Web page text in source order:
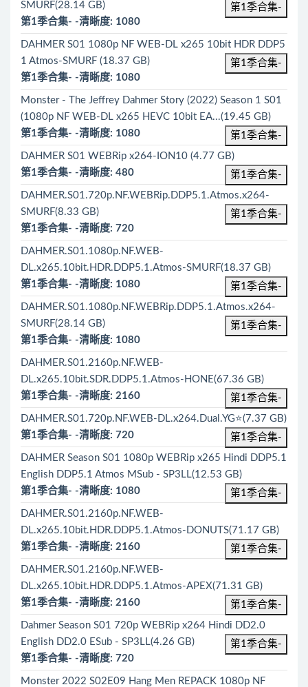
SMURF(28.14 GB)
第1季合集-
第1季合集- -清晰度: 1080
DAHMER S01 1080p NF WEB-DL x265 10bit HDR DDP5
1 Atmos-SMURF (18.37 GB)
第1季合集-
第1季合集- -清晰度: 1080
Monster - The Jeffrey Dahmer Story (2022) Season 1 S01
(1080p NF WEB-DL x265 HEVC 10bit EA...(19.45 GB)
第1季合集-
第1季合集- -清晰度: 1080
DAHMER S01 WEBRip x264-ION10 (4.77 GB)
第1季合集-
第1季合集- -清晰度: 480
DAHMER.S01.720p.NF.WEBRip.DDP5.1.Atmos.x264-
SMURF(8.33 GB)
第1季合集-
第1季合集- -清晰度: 720
DAHMER.S01.1080p.NF.WEB-
DL.x265.10bit.HDR.DDP5.1.Atmos-SMURF(18.37 GB)
第1季合集-
第1季合集- -清晰度: 1080
DAHMER.S01.1080p.NF.WEBRip.DDP5.1.Atmos.x264-
SMURF(28.14 GB)
第1季合集-
第1季合集- -清晰度: 1080
DAHMER.S01.2160p.NF.WEB-
DL.x265.10bit.SDR.DDP5.1.Atmos-HONE(67.36 GB)
第1季合集-
第1季合集- -清晰度: 2160
DAHMER.S01.720p.NF.WEB-DL.x264.Dual.YG⭐(7.37 GB)
第1季合集-
第1季合集- -清晰度: 720
DAHMER Season S01 1080p WEBRip x265 Hindi DDP5.1
English DDP5.1 Atmos MSub - SP3LL(12.53 GB)
第1季合集-
第1季合集- -清晰度: 1080
DAHMER.S01.2160p.NF.WEB-
DL.x265.10bit.HDR.DDP5.1.Atmos-DONUTS(71.17 GB)
第1季合集-
第1季合集- -清晰度: 2160
DAHMER.S01.2160p.NF.WEB-
DL.x265.10bit.HDR.DDP5.1.Atmos-APEX(71.31 GB)
第1季合集-
第1季合集- -清晰度: 2160
Dahmer Season S01 720p WEBRip x264 Hindi DD2.0
English DD2.0 ESub - SP3LL(4.26 GB)
第1季合集-
第1季合集- -清晰度: 720
Monster 2022 S02E09 Hang Men REPACK 1080p NF